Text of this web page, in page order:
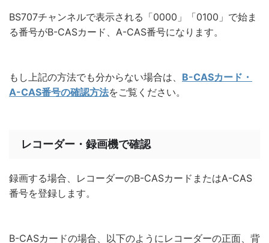
BS707チャンネルで表示される「0000」「0100」で始ま
る番号がB-CASカード、A-CAS番号になります。
もし上記の方法でも分からない場合は、 B-CASカード・
A-CAS番号の確認方法をご覧ください。
レコーダー・録画機で確認
録画する場合、レコーダーのB-CASカードまたはA-CAS
番号を登録します。
B-CASカードの場合、以下のようにレコーダーの正面、背